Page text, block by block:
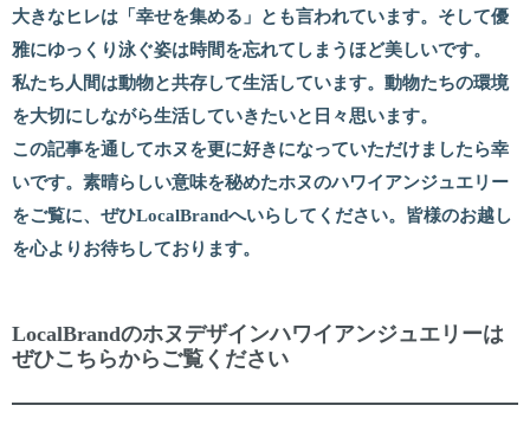
大きなヒレは「幸せを集める」とも言われています。そして優
雅にゆっくり泳ぐ姿は時間を忘れてしまうほど美しいです。
私たち人間は動物と共存して生活しています。動物たちの環境
を大切にしながら生活していきたいと日々思います。
この記事を通してホヌを更に好きになっていただけましたら幸
いです。素晴らしい意味を秘めたホヌのハワイアンジュエリー
をご覧に、ぜひLocalBrandへいらしてください。皆様のお越し
を心よりお待ちしております。
LocalBrandのホヌデザインハワイアンジュエリーは
ぜひこちらからご覧ください